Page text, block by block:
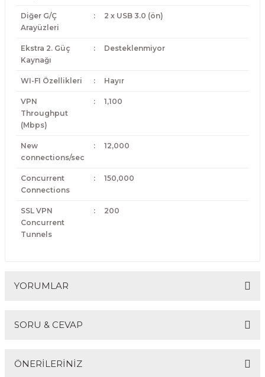
Diğer G/Ç
Arayüzleri
: 2 x USB 3.0 (ön)
Ekstra 2. Güç
Kaynağı
: Desteklenmiyor
WI-FI Özellikleri : Hayır
VPN
Throughput
(Mbps)
: 1,100
New
connections/sec
: 12,000
Concurrent
Connections
: 150,000
SSL VPN
Concurrent
Tunnels
: 200
YORUMLAR
SORU & CEVAP
ÖNERİLERİNİZ